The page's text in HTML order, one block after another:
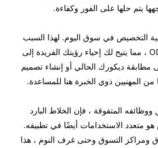
يتم حلها على الفور وكفاءة.
التخصيص في سوق اليوم. لهذا السبب
نرحب بطلبات OEM و ODM ، مما يتيح لك إحياء رؤيتك الفريدة إلى
مطابقة ديكورك الحالي أو إنشاء تصميم
المهنيين ذوي الخبرة هنا للمساعدة.
ووظائفه المتفوقة ، فإن الخلاط البارد
متعدد الاستخدامات أيضًا في تطبيقه.
ومراكز التسوق وحتى غرف النوم ، هذا